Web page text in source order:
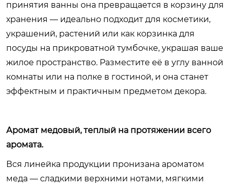
принятия ванны она превращается в корзину для
хранения — идеально подходит для косметики,
украшений, растений или как корзинка для
посуды на прикроватной тумбочке, украшая ваше
жилое пространство. Разместите её в углу ванной
комнаты или на полке в гостиной, и она станет
эффектным и практичным предметом декора.
Аромат медовый, теплый на протяжении всего
аромата.
Вся линейка продукции пронизана ароматом
меда — сладкими верхними нотами, мягкими